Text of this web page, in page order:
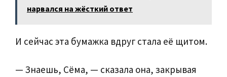
нарвался на жёсткий ответ
И сейчас эта бумажка вдруг стала её щитом.
— Знаешь, Сёма, — сказала она, закрывая